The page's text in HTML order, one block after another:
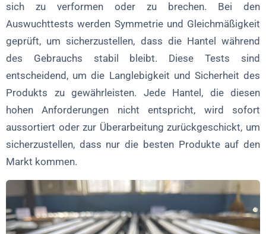
sich zu verformen oder zu brechen. Bei den
Auswuchttests werden Symmetrie und Gleichmäßigkeit
geprüft, um sicherzustellen, dass die Hantel während
des Gebrauchs stabil bleibt. Diese Tests sind
entscheidend, um die Langlebigkeit und Sicherheit des
Produkts zu gewährleisten. Jede Hantel, die diesen
hohen Anforderungen nicht entspricht, wird sofort
aussortiert oder zur Überarbeitung zurückgeschickt, um
sicherzustellen, dass nur die besten Produkte auf den
Markt kommen.